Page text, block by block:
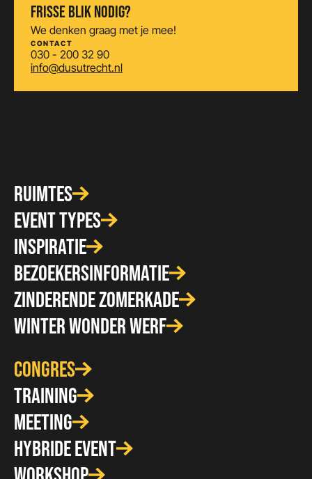
FRISSE BLIK NODIG?
We denken graag met je mee!
CONTACT
030 - 200 32 90
info@dusutrecht.nl
RUIMTES
EVENT TYPES
INSPIRATIE
BEZOEKERSINFORMATIE
ZINDERENDE ZOMERKADE
WINTER WONDER WERF
CONGRES
TRAINING
MEETING
HYBRIDE EVENT